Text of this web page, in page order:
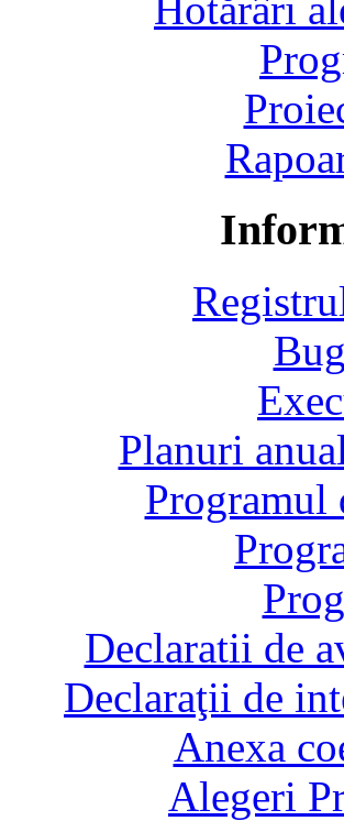
Hotărâri
Planuri
Declaratii de
Declaraţii de
Anexa
Alegeri